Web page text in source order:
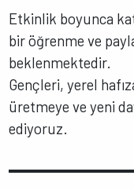
Etkinlik boyunca
bir öğrenme ve
beklenmektedir.
Gençleri, yerel
üretmeye ve yeni
ediyoruz.